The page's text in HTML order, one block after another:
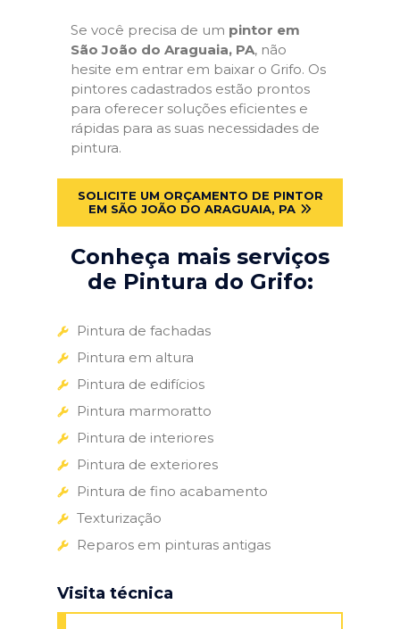
Se você precisa de um pintor em
São João do Araguaia, PA, não
hesite em entrar em baixar o Grifo. Os
pintores cadastrados estão prontos
para oferecer soluções eficientes e
rápidas para as suas necessidades de
pintura.
SOLICITE UM ORÇAMENTO DE PINTOR
EM SÃO JOÃO DO ARAGUAIA, PA
Conheça mais serviços
de Pintura do Grifo:
Pintura de fachadas
Pintura em altura
Pintura de edifícios
Pintura marmoratto
Pintura de interiores
Pintura de exteriores
Pintura de fino acabamento
Texturização
Reparos em pinturas antigas
Visita técnica